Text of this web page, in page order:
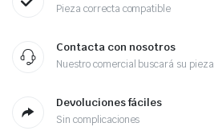
Pieza correcta compatible
Contacta con nosotros
Nuestro comercial buscará su pieza
Devoluciones fáciles
Sin complicaciones